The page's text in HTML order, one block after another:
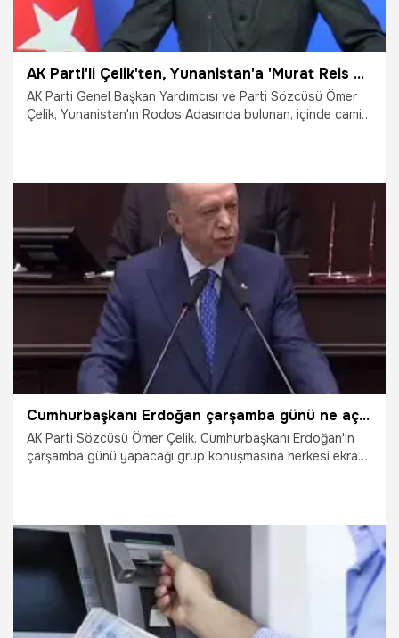
AK Parti'li Çelik'ten, Yunanistan'a 'Murat Reis Külliyesi' tepkisi
AK Parti Genel Başkan Yardımcısı ve Parti Sözcüsü Ömer
Çelik, Yunanistan'ın Rodos Adasında bulunan, içinde cami,
kınıyoruz" açıklamasını yaptı.
26.10.2022 Gündem
Cumhurbaşkanı Erdoğan çarşamba günü ne açıklayacak? Ak Parti Grup Toplantısı ne zaman? Cumhurbaşkanı Erdoğan saat kaçta açıklama yapacak?
AK Parti Sözcüsü Ömer Çelik, Cumhurbaşkanı Erdoğan'ın
çarşamba günü yapacağı grup konuşmasına herkesi ekran
mücadelenin yeni bir aşaması olacağını duyurdu. Peki,
Cumhurbaşkanı Erdoğan çarşamba günü ne açıklayacak?
Cumhurbaşkanı Erdoğan saat kaçta açıklama yapacak? Ak
Parti grup konuşması ne zaman? İşte detaylar…
Gündem